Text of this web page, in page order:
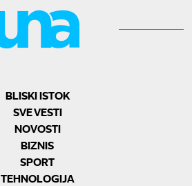
BLISKI ISTOK
SVE VESTI
NOVOSTI
BIZNIS
SPORT
TEHNOLOGIJA